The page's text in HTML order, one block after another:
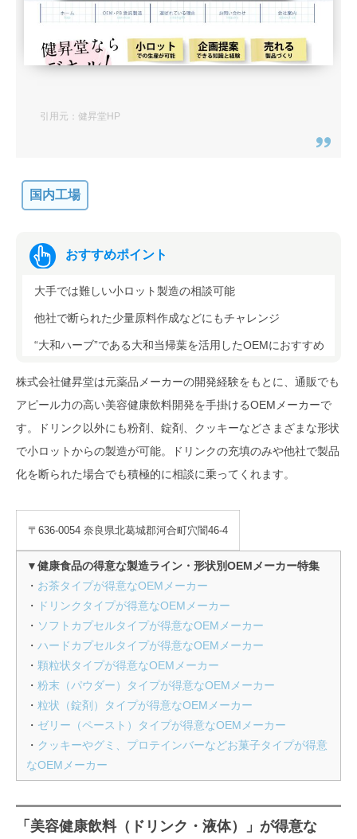
引用元：健昇堂HP
国内工場
おすすめポイント
大手では難しい小ロット製造の相談可能
他社で断られた少量原料作成などにもチャレンジ
“大和ハーブ”である大和当帰葉を活用したOEMにおすすめ
株式会社健昇堂は元薬品メーカーの開発経験をもとに、通販でも
アピール力の高い美容健康飲料開発を手掛けるOEMメーカーで
す。ドリンク以外にも粉剤、錠剤、クッキーなどさまざまな形状
で小ロットからの製造が可能。ドリンクの充填のみや他社で製品
化を断られた場合でも積極的に相談に乗ってくれます。
〒636-0054 奈良県北葛城郡河合町穴闇46-4
▼健康食品の得意な製造ライン・形状別OEMメーカー特集
・ お茶タイプが得意なOEMメーカー
・
ドリンクタイプが得意なOEMメーカー
・ ソフトカプセルタイプが得意なOEMメーカー
・ ハードカプセルタイプが得意なOEMメーカー
・ 顆粒状タイプが得意なOEMメーカー
・ 粉末（パウダー）タイプが得意なOEMメーカー
・ 粒状（錠剤）タイプが得意なOEMメーカー
・ ゼリー（ペースト）タイプが得意なOEMメーカー
・ クッキーやグミ、プロテインバーなどお菓子タイプが得意
なOEMメーカー
「美容健康飲料（ドリンク・液体）」が得意な